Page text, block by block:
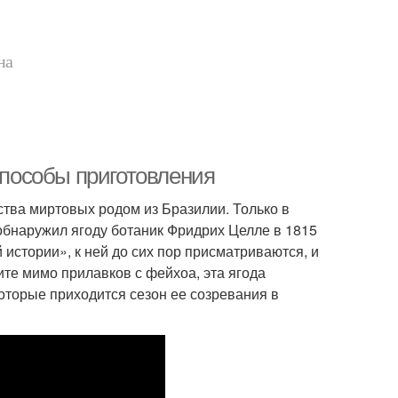
приготовления
миртовых родом из Бразилии. Только в
ягоду ботаник Фридрих Целле в 1815
к ней до сих пор присматриваются, и
мимо прилавков с фейхоа, эта ягода
приходится сезон ее созревания в